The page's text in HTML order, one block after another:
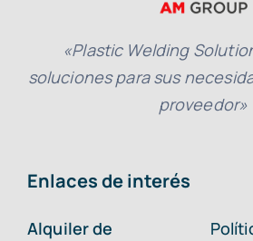
«Plastic Welding
soluciones para sus
proveedor»
Enlaces de interés
Alquiler de